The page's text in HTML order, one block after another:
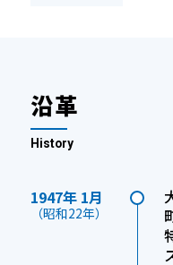
沿革
History
1947年 1月
（昭和22年）